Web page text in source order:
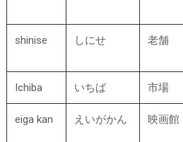
shinise しにせ 老舗
Ichiba いちば 市場
eiga kan えいがかん 映画館